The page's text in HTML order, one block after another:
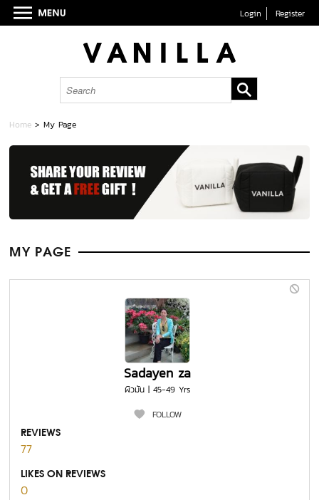
Login Register
Home > My Page
MY PAGE
Sadayen za
ผิวมัน | 45-49 Yrs
FOLLOW
REVIEWS
77
LIKES ON REVIEWS
0